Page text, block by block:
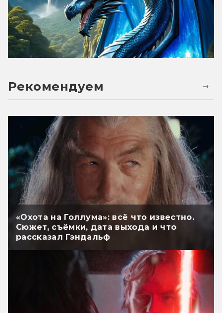
Рекомендуем
«Охота на Голлума»: всё что известно.
Сюжет, съёмки, дата выхода и что
рассказал Гэндальф